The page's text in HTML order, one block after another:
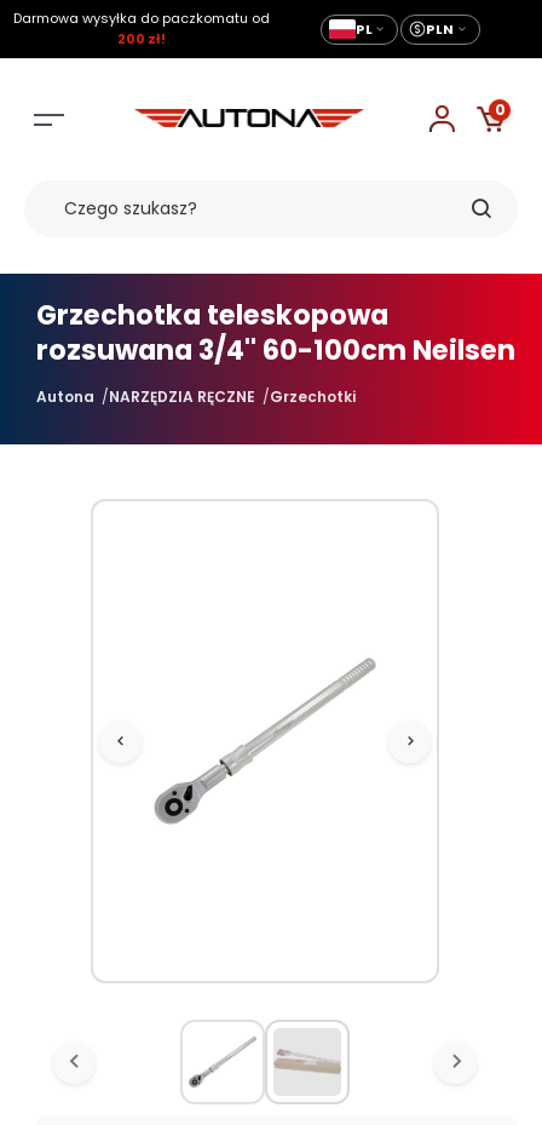
Darmowa wysyłka do paczkomatu od
200 zł!
PL PLN
0
Grzechotka teleskopowa
rozsuwana 3/4'' 60-100cm Neilsen
Autona NARZĘDZIA RĘCZNE Grzechotki